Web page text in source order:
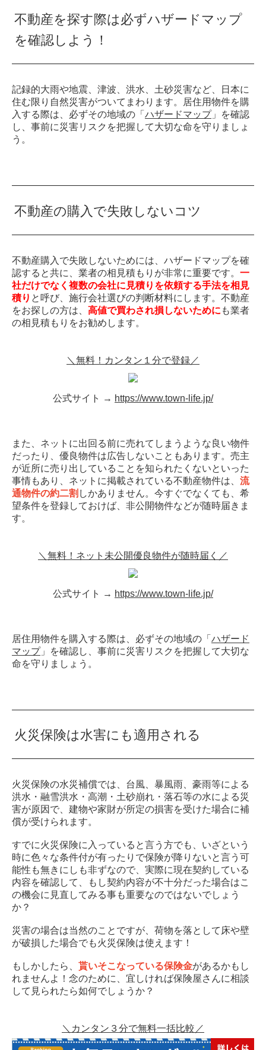
不動産を探す際は必ずハザードマップ
を確認しよう！
記録的大雨や地震、津波、洪水、土砂災害など、日本に
住む限り自然災害がついてまわります。居住用物件を購
入する際は、必ずその地域の「 ハザードマップ」を確認
し、事前に災害リスクを把握して大切な命を守りましょ
う。
不動産の購入で失敗しないコツ
不動産購入で失敗しないためには、ハザードマップを確
認すると共に、業者の相見積もりが非常に重要です。 一
社だけでなく複数の会社に見積りを依頼する手法を相見
積り と呼び、施行会社選びの判断材料にします。不動産
をお探しの方は、 高値で買わされ損しないために も業者
の相見積もりをお勧めします。
＼無料！カンタン１分で登録／
公式サイト → https://www.town-life.jp/
また、ネットに出回る前に売れてしまうような良い物件
だったり、優良物件は広告しないこともあります。売主
が近所に売り出していることを知られたくないといった
事情もあり、ネットに掲載されている不動産物件は、 流
通物件の約二割 しかありません。今すぐでなくても、希
望条件を登録しておけば、非公開物件などが随時届きま
す。
＼無料！ネット未公開優良物件が随時届く／
公式サイト → https://www.town-life.jp/
居住用物件を購入する際は、必ずその地域の「 ハザード
マップ」を確認し、事前に災害リスクを把握して大切な
命を守りましょう。
火災保険は水害にも適用される
火災保険の水災補償では、台風、暴風雨、豪雨等による
洪水・融雪洪水・高潮・土砂崩れ・落石等の水による災
害が原因で、建物や家財が所定の損害を受けた場合に補
償が受けられます。
すでに火災保険に入っていると言う方でも、いざという
時に色々な条件付が有ったりで保険が降りないと言う可
能性も無きにしも非ずなので、実際に現在契約している
内容を確認して、もし契約内容が不十分だった場合はこ
の機会に見直してみる事も重要なのではないでしょう
か？
災害の場合は当然のことですが、荷物を落として床や壁
が破損した場合でも火災保険は使えます！
もしかしたら、 貰いそこなっている保険金があるかもし
れませんよ！念のために、宜しければ保険屋さんに相談
して見られたら如何でしょうか？
＼カンタン３分で無料一括比較／